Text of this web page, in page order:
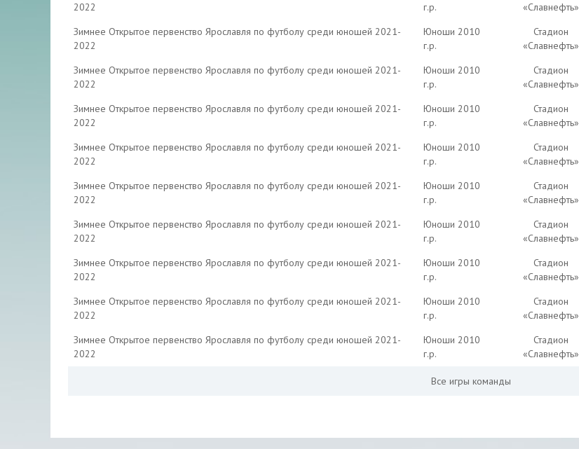
2022
г.р.
«Славнефть»
Зимнее Открытое первенство Ярославля по футболу среди юношей 2021-
2022
Юноши 2010
г.р.
Стадион
«Славнефть»
Зимнее Открытое первенство Ярославля по футболу среди юношей 2021-
2022
Юноши 2010
г.р.
Стадион
«Славнефть»
Зимнее Открытое первенство Ярославля по футболу среди юношей 2021-
2022
Юноши 2010
г.р.
Стадион
«Славнефть»
Зимнее Открытое первенство Ярославля по футболу среди юношей 2021-
2022
Юноши 2010
г.р.
Стадион
«Славнефть»
Зимнее Открытое первенство Ярославля по футболу среди юношей 2021-
2022
Юноши 2010
г.р.
Стадион
«Славнефть»
Зимнее Открытое первенство Ярославля по футболу среди юношей 2021-
2022
Юноши 2010
г.р.
Стадион
«Славнефть»
Зимнее Открытое первенство Ярославля по футболу среди юношей 2021-
2022
Юноши 2010
г.р.
Стадион
«Славнефть»
Зимнее Открытое первенство Ярославля по футболу среди юношей 2021-
2022
Юноши 2010
г.р.
Стадион
«Славнефть»
Зимнее Открытое первенство Ярославля по футболу среди юношей 2021-
2022
Юноши 2010
г.р.
Стадион
«Славнефть»
Все игры команды